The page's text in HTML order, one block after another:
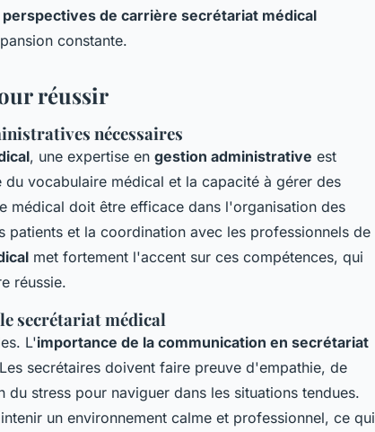
perspectives de carrière secrétariat médical
constante.
réussir
nécessaires
, une expertise en gestion administrative est
vocabulaire médical et la capacité à gérer des
médical doit être efficace dans l'organisation des
patients et la coordination avec les professionnels de
met fortement l'accent sur ces compétences, qui
réussie.
secrétariat médical
L'importance de la communication en secrétariat
secrétaires doivent faire preuve d'empathie, de
stress pour naviguer dans les situations tendues.
un environnement calme et professionnel, ce qui